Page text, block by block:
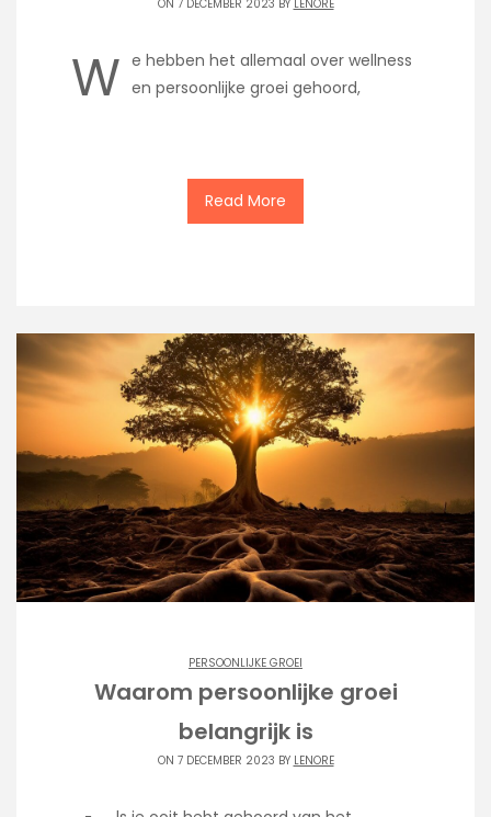
ON 7 DECEMBER 2023 BY LENORE
W e hebben het allemaal over wellness
en persoonlijke groei gehoord,
Read More
PERSOONLIJKE GROEI
Waarom persoonlijke groei
belangrijk is
ON 7 DECEMBER 2023 BY LENORE